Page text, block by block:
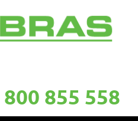
800 855 558